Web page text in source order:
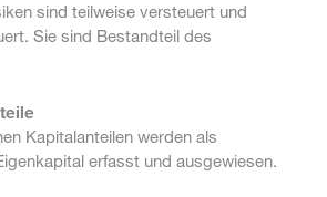
sind teilweise versteuert und
Sie sind Bestandteil des
Kapitalanteilen werden als
erfasst und ausgewiesen.